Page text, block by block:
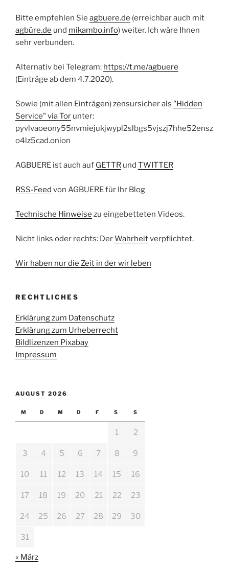
Bitte empfehlen Sie agbuere.de (erreichbar auch mit
agbüre.de und mikambo.info) weiter. Ich wäre Ihnen
sehr verbunden.
Alternativ bei Telegram: https://t.me/agbuere
(Einträge ab dem 4.7.2020).
Sowie (mit allen Einträgen) zensursicher als "Hidden
Service" via Tor unter:
pyvlvaoeony55nvmiejukjwypl2slbgs5vjszj7hhe52ensz
o4lz5cad.onion
AGBUERE ist auch auf GETTR und TWITTER
RSS-Feed von AGBUERE für Ihr Blog
Technische Hinweise zu eingebetteten Videos.
Nicht links oder rechts: DerWahrheitverpflichtet.
Wir haben nur die Zeit in der wir leben
RECHTLICHES
Erklärung zum Datenschutz
Erklärung zum Urheberrecht
Bildlizenzen Pixabay
Impressum
AUGUST 2026
M D M D F S S
1 2
3 4 5 6 7 8 9
10 11 12 13 14 15 16
17 18 19 20 21 22 23
24 25 26 27 28 29 30
31
« März